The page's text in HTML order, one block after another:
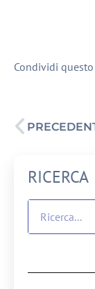
Condividi
RICERCA